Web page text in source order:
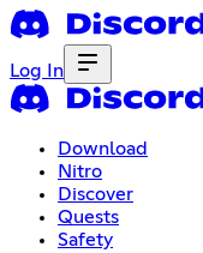
Log In
Download
Nitro
Discover
Quests
Safety